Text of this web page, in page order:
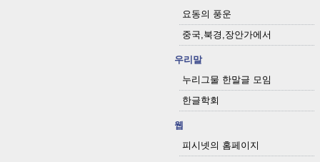
요동의 풍운
중국,북경,장안가에서
우리말
누리그물 한말글 모임
한글학회
웹
피시넷의 홈페이지